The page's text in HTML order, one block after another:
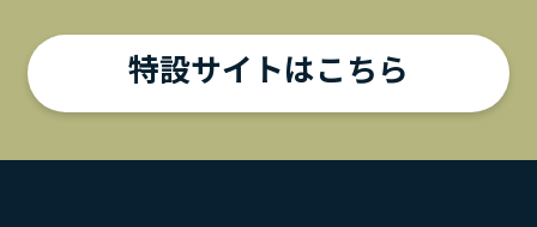
特設サイトはこちら